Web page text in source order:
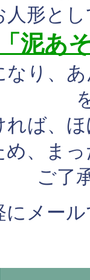
人形と
「泥あ
なり、
ば、
め、ま
ご了
にメー